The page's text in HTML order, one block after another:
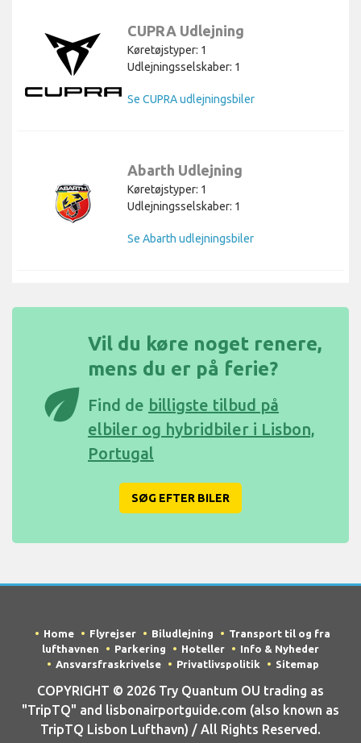
CUPRA Udlejning
Køretøjstyper: 1
Udlejningsselskaber: 1
Se CUPRA udlejningsbiler
Abarth Udlejning
Køretøjstyper: 1
Udlejningsselskaber: 1
Se Abarth udlejningsbiler
eco
Vil du køre noget renere,
mens du er på ferie?
Find de billigste tilbud på
elbiler og hybridbiler i Lisbon,
Portugal
SØG EFTER BILER
Home Flyrejser Biludlejning
Transport til og fra
lufthavnen
Parkering Hoteller
Info & Nyheder
Ansvarsfraskrivelse
Privatlivspolitik Sitemap
COPYRIGHT © 2026 Try Quantum OU trading as
"TripTQ" and lisbonairportguide.com (also known as
TripTQ Lisbon Lufthavn) / All Rights Reserved.